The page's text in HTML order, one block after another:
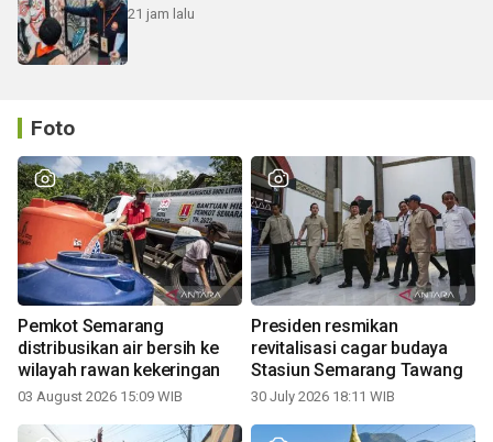
21 jam lalu
Foto
Pemkot Semarang
distribusikan air bersih ke
wilayah rawan kekeringan
03 August 2026 15:09 WIB
Presiden resmikan
revitalisasi cagar budaya
Stasiun Semarang Tawang
30 July 2026 18:11 WIB